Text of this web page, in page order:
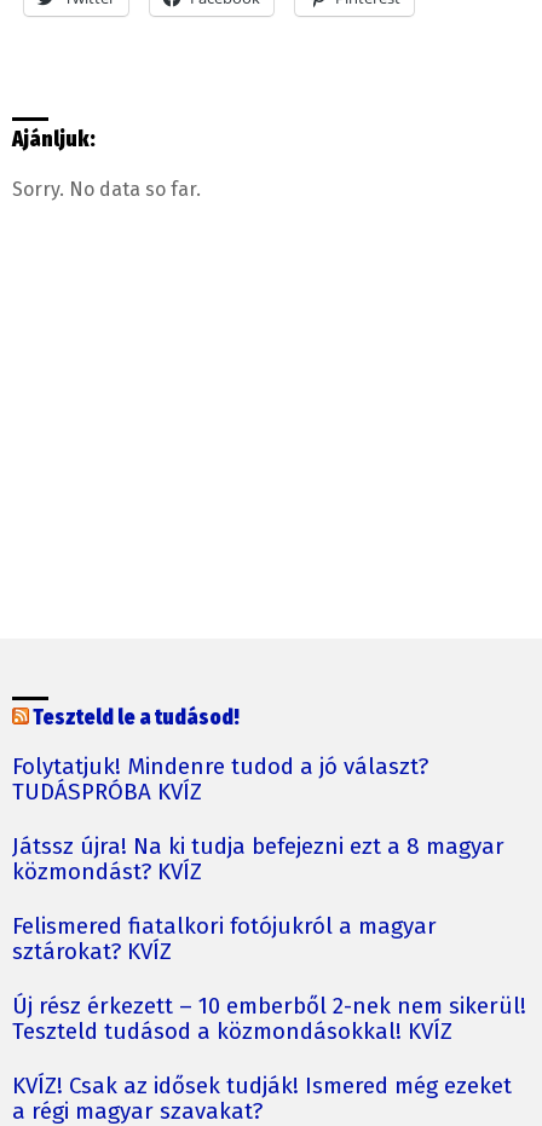
Ajánljuk:
Sorry. No data so far.
Teszteld le a tudásod!
Folytatjuk! Mindenre tudod a jó választ?
TUDÁSPRÓBA KVÍZ
Játssz újra! Na ki tudja befejezni ezt a 8 magyar
közmondást? KVÍZ
Felismered fiatalkori fotójukról a magyar
sztárokat? KVÍZ
Új rész érkezett – 10 emberből 2-nek nem sikerül!
Teszteld tudásod a közmondásokkal! KVÍZ
KVÍZ! Csak az idősek tudják! Ismered még ezeket
a régi magyar szavakat?